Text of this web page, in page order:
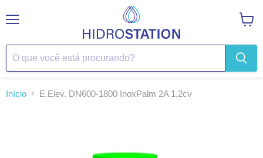
Início E.Elev. DN600-1800 InoxPalm 2A 1,2cv